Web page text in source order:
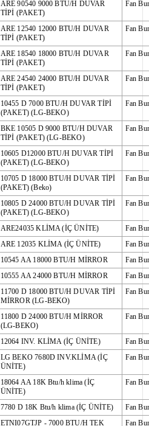
ARE 90540 9000 BTU/H DUVAR
TİPİ (PAKET)
Fan
ARE 12540 12000 BTU/H DUVAR
TİPİ (PAKET)
Fan
ARE 18540 18000 BTU/H DUVAR
TİPİ (PAKET)
Fan
ARE 24540 24000 BTU/H DUVAR
TİPİ (PAKET)
Fan
10455 D 7000 BTU/H DUVAR TİPİ
(PAKET) (LG-BEKO)
Fan
BKE 10505 D 9000 BTU/H DUVAR
TİPİ (PAKET) (LG-BEKO)
Fan
10605 D12000 BTU/H DUVAR TİPİ
(PAKET) (LG-BEKO)
Fan
10705 D 18000 BTU/H DUVAR TİPİ
(PAKET) (Beko)
Fan
10805 D 24000 BTU/H DUVAR TİPİ
(PAKET) (LG-BEKO)
Fan
ARE24035 KLİMA (İÇ ÜNİTE)
Fan
ARE 12035 KLİMA (İÇ ÜNİTE)
Fan
10545 AA 18000 BTU/H MİRROR
Fan
10555 AA 24000 BTU/H MİRROR
Fan
11700 D 18000 BTU/H DUVAR TİPİ
MİRROR (LG-BEKO)
Fan
11800 D 24000 BTU/H MİRROR
(LG-BEKO)
Fan
12064 INV. KLİMA (İÇ ÜNİTE)
Fan
LG BEKO 7680D INV.KLİMA (İÇ
ÜNİTE)
Fan
18064 AA 18K Btu/h klima (İÇ
ÜNİTE)
Fan
7780 D 18K Btu/h klima (İÇ ÜNİTE)
Fan
ETNI07GTJP - 7000 BTU/H TEK
Fan